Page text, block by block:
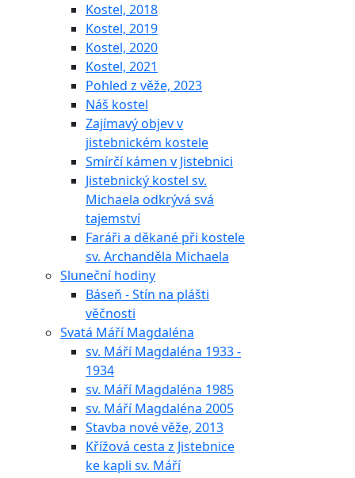
Kostel, 2018
Kostel, 2019
Kostel, 2020
Kostel, 2021
Pohled z věže, 2023
Náš kostel
Zajímavý objev v
jistebnickém kostele
Smírčí kámen v Jistebnici
Jistebnický kostel sv.
Michaela odkrývá svá
tajemství
Faráři a děkané při kostele
sv. Archanděla Michaela
Sluneční hodiny
Báseň - Stín na plášti
věčnosti
Svatá Máří Magdaléna
sv. Máří Magdaléna 1933 -
1934
sv. Máří Magdaléna 1985
sv. Máří Magdaléna 2005
Stavba nové věže, 2013
Křížová cesta z Jistebnice
ke kapli sv. Máří